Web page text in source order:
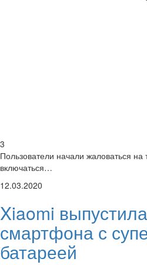
3
Пользователи начали жаловаться на
включаться…
12.03.2020
Xiaomi
смартфона с
батареей